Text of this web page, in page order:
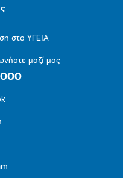
στο ΥΓΕΙΑ
μαζί μας